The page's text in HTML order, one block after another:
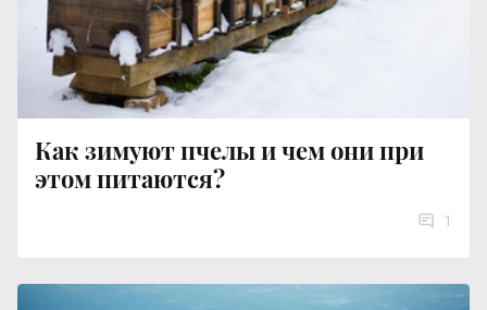
Как зимуют пчелы и чем они при
этом питаются?
1